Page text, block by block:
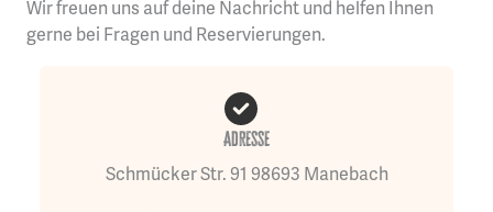
Wir freuen uns auf deine Nachricht und helfen Ihnen
gerne bei Fragen und Reservierungen.
Adresse
Schmücker Str. 91 98693 Manebach